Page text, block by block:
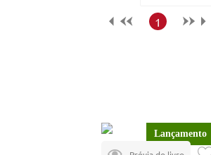
Maior preço
1
Lançamento